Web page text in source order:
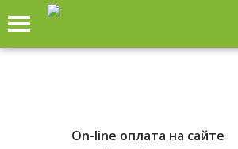
On-line оплата на сайте